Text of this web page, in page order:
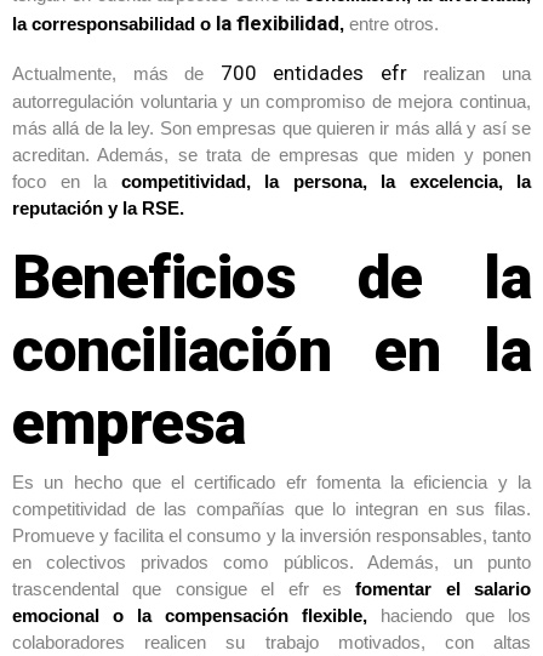
la corresponsabilidad o la flexibilidad, entre otros.
Actualmente, más de 700 entidades efr
realizan una
autorregulación voluntaria y un compromiso de mejora continua,
más allá de la ley. Son empresas que quieren ir más allá y así se
acreditan. Además, se trata de empresas que miden y ponen
foco en la competitividad, la persona, la excelencia, la
reputación y la RSE.
Beneficios de la
conciliación en la
empresa
Es un hecho que el certificado efr fomenta la eficiencia y la
competitividad de las compañías que lo integran en sus filas.
Promueve y facilita el consumo y la inversión responsables, tanto
en colectivos privados como públicos. Además, un punto
trascendental que consigue el efr esfomentar el salario
emocional o la compensación flexible, haciendo que los
colaboradores realicen su trabajo motivados, con altas